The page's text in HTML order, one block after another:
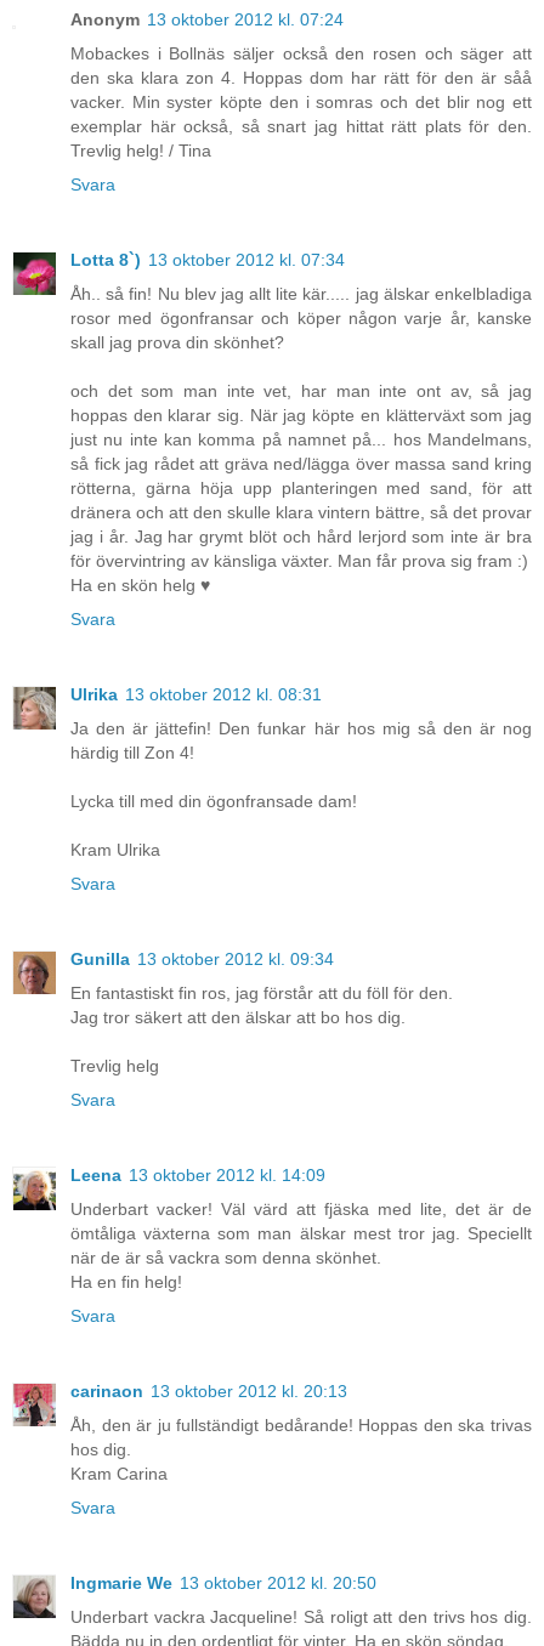
Anonym 13 oktober 2012 kl. 07:24
Mobackes i Bollnäs säljer också den rosen och säger att
den ska klara zon 4. Hoppas dom har rätt för den är såå
vacker. Min syster köpte den i somras och det blir nog ett
exemplar här också, så snart jag hittat rätt plats för den.
Trevlig helg! / Tina
Svara
Lotta 8`) 13 oktober 2012 kl. 07:34
Åh.. så fin! Nu blev jag allt lite kär..... jag älskar enkelbladiga
rosor med ögonfransar och köper någon varje år, kanske
skall jag prova din skönhet?
och det som man inte vet, har man inte ont av, så jag
hoppas den klarar sig. När jag köpte en klätterväxt som jag
just nu inte kan komma på namnet på... hos Mandelmans,
så fick jag rådet att gräva ned/lägga över massa sand kring
rötterna, gärna höja upp planteringen med sand, för att
dränera och att den skulle klara vintern bättre, så det provar
jag i år. Jag har grymt blöt och hård lerjord som inte är bra
för övervintring av känsliga växter. Man får prova sig fram :)
Ha en skön helg ♥
Svara
Ulrika 13 oktober 2012 kl. 08:31
Ja den är jättefin! Den funkar här hos mig så den är nog
härdig till Zon 4!
Lycka till med din ögonfransade dam!
Kram Ulrika
Svara
Gunilla 13 oktober 2012 kl. 09:34
En fantastiskt fin ros, jag förstår att du föll för den.
Jag tror säkert att den älskar att bo hos dig.
Trevlig helg
Svara
Leena 13 oktober 2012 kl. 14:09
Underbart vacker! Väl värd att fjäska med lite, det är de
ömtåliga växterna som man älskar mest tror jag. Speciellt
när de är så vackra som denna skönhet.
Ha en fin helg!
Svara
carinaon 13 oktober 2012 kl. 20:13
Åh, den är ju fullständigt bedårande! Hoppas den ska trivas
hos dig.
Kram Carina
Svara
Ingmarie We 13 oktober 2012 kl. 20:50
Underbart vackra Jacqueline! Så roligt att den trivs hos dig.
Bädda nu in den ordentligt för vinter. Ha en skön söndag.